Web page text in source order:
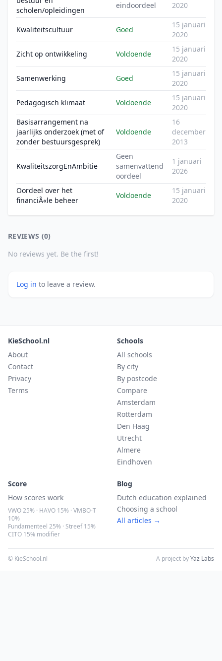
scholen/opleidingen
eindoordeel 2020
Kwaliteitscultuur Goed
15 januari
2020
Zicht op ontwikkeling Voldoende
15 januari
2020
Samenwerking Goed
15 januari
2020
Pedagogisch klimaat Voldoende
15 januari
2020
Basisarrangement na
jaarlijks onderzoek (met of
zonder bestuursgesprek)
Voldoende
16
december
2013
KwaliteitszorgEnAmbitie
Geen
samenvattend
oordeel
1 januari
2026
Oordeel over het
financiÃ«le beheer
Voldoende
15 januari
2020
REVIEWS (0)
No reviews yet. Be the first!
Log in to leave a review.
KieSchool.nl
About
Contact
Privacy
Terms
Schools
All schools
By city
By postcode
Compare
Amsterdam
Rotterdam
Den Haag
Utrecht
Almere
Eindhoven
Score
How scores work
VWO 25% · HAVO 15% · VMBO-T
10%
Fundamenteel 25% · Streef 15%
CITO 15% modifier
Blog
Dutch education explained
Choosing a school
All articles →
© KieSchool.nl A project byYaz Labs